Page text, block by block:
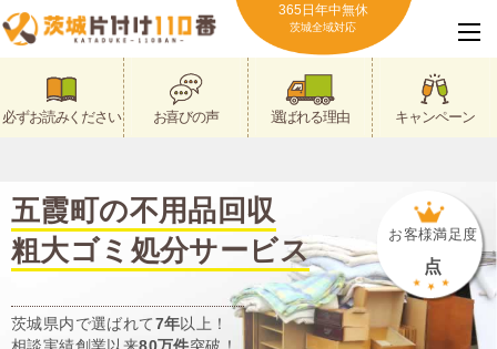
365日年中無休
茨城全域対応
必ずお読みください お喜びの声 選ばれる理由 キャンペーン
五霞町の不用品回収
粗大ゴミ処分サービス
茨城県内で選ばれて7年以上！
相談実績創業以来80万件突破！
お客様満足度
点